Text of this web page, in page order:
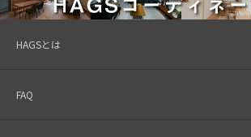
HAGSとは
FAQ